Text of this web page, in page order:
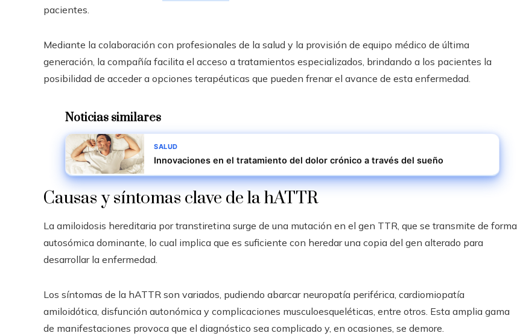
pacientes.
Mediante la colaboración con profesionales de la salud y la provisión de equipo médico de última
generación, la compañía facilita el acceso a tratamientos especializados, brindando a los pacientes la
posibilidad de acceder a opciones terapéuticas que pueden frenar el avance de esta enfermedad.
Noticias similares
SALUD
Innovaciones en el tratamiento del dolor crónico a través del sueño
Causas y síntomas clave de la hATTR
La amiloidosis hereditaria por transtiretina surge de una mutación en el gen TTR, que se transmite de forma
autosómica dominante, lo cual implica que es suficiente con heredar una copia del gen alterado para
desarrollar la enfermedad.
Los síntomas de la hATTR son variados, pudiendo abarcar neuropatía periférica, cardiomiopatía
amiloidótica, disfunción autonómica y complicaciones musculoesqueléticas, entre otros. Esta amplia gama
de manifestaciones provoca que el diagnóstico sea complicado y, en ocasiones, se demore.